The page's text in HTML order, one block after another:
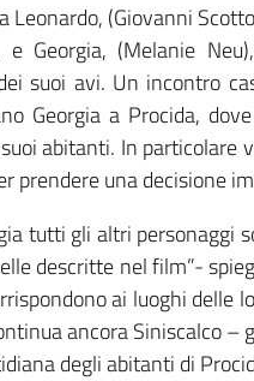
(Giovanni
Georgia, (Melanie
suoi avi. Un incontro
Georgia a Procida,
abitanti. In
prendere una decisione
tutti gli altri personaggi
descritte nel film”-
ai luoghi delle
ancora Siniscalco
degli abitanti di